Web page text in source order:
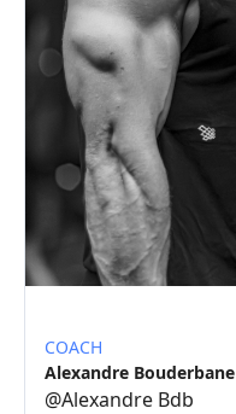
COACH
Alexandre Bouderbane
@Alexandre Bdb